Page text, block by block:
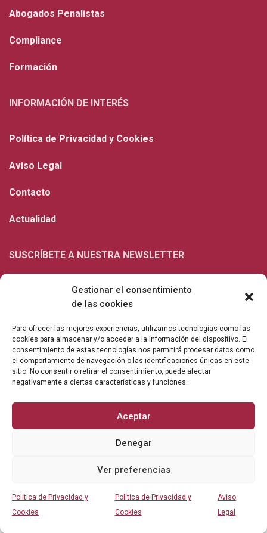
Gestionar el consentimiento
de las cookies
Para ofrecer las mejores experiencias, utilizamos tecnologías como las
cookies para almacenar y/o acceder a la información del dispositivo. El
consentimiento de estas tecnologías nos permitirá procesar datos como
el comportamiento de navegación o las identificaciones únicas en este
sitio. No consentir o retirar el consentimiento, puede afectar
negativamente a ciertas características y funciones.
Aceptar
Denegar
Ver preferencias
Política de Privacidad y
Cookies
Política de Privacidad y
Cookies
Aviso
Legal
Abogados Penalistas
Compliance
Formación
INFORMACIÓN DE INTERÉS
Política de Privacidad y Cookies
Aviso Legal
Contacto
Actualidad
SUSCRÍBETE A NUESTRA NEWSLETTER
¿No eres un bot? Resuelve esta operación: 6+2=X?
BONATTI PENALTodos los derechos reservados